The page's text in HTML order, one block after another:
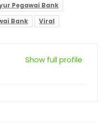
Pegawai Bank
Bank Viral
Show full profile